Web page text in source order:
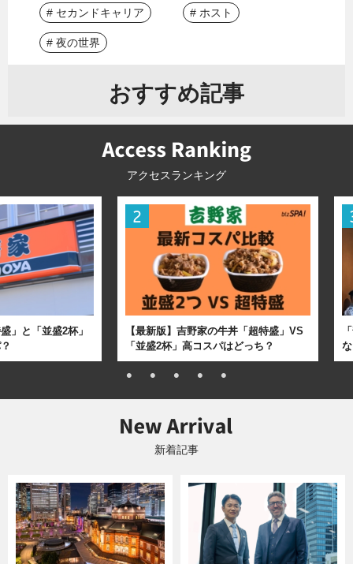
# セカンドキャリア # ホスト
# 夜の世界
おすすめ記事
アクセスランキング
」と「並盛2杯」
【最新版】吉野家の牛丼「超特盛」VS
「並盛2杯」高コスパはどっち？
新着記事